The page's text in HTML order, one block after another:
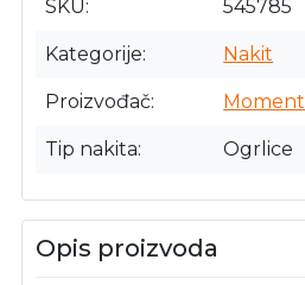
SKU 545785
Kategorije Nakit
Proizvođač Moment
Tip nakita Ogrlice
Opis proizvoda